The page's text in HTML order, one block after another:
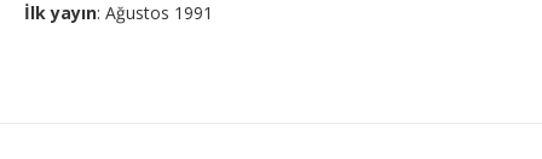
İlk yayın: Ağustos 1991